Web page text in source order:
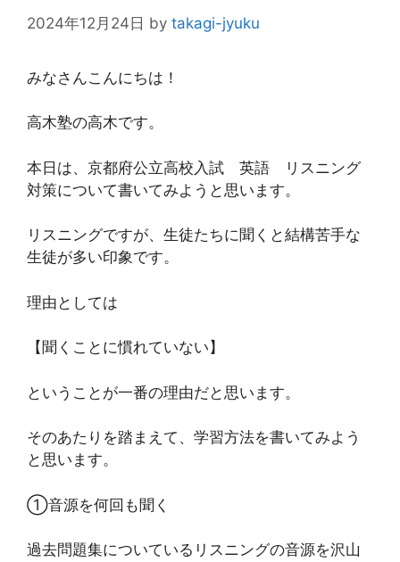
2024年12月24日 by takagi-jyuku
みなさんこんにちは！
高木塾の高木です。
本日は、京都府公立高校入試 英語 リスニング
対策について書いてみようと思います。
リスニングですが、生徒たちに聞くと結構苦手な
生徒が多い印象です。
理由としては
【聞くことに慣れていない】
ということが一番の理由だと思います。
そのあたりを踏まえて、学習方法を書いてみよう
と思います。
①音源を何回も聞く
過去問題集についているリスニングの音源を沢山